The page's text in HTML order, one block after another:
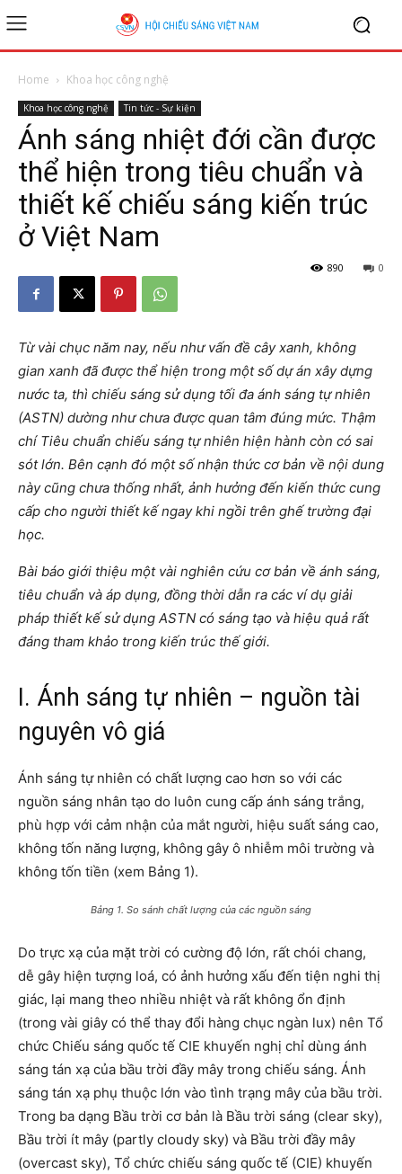
Home Khoa học công nghệ
Khoa học công nghệ Tin tức - Sự kiện
Ánh sáng nhiệt đới cần được
thể hiện trong tiêu chuẩn và
thiết kế chiếu sáng kiến trúc
ở Việt Nam
0
890
Từ vài chục năm nay, nếu như vấn đề cây xanh, không
gian xanh đã được thể hiện trong một số dự án xây dựng
nước ta, thì chiếu sáng sử dụng tối đa ánh sáng tự nhiên
(ASTN) dường như chưa được quan tâm đúng mức. Thậm
chí Tiêu chuẩn chiếu sáng tự nhiên hiện hành còn có sai
sót lớn. Bên cạnh đó một số nhận thức cơ bản về nội dung
này cũng chưa thống nhất, ảnh hưởng đến kiến thức cung
cấp cho người thiết kế ngay khi ngồi trên ghế trường đại
học.
Bài báo giới thiệu một vài nghiên cứu cơ bản về ánh sáng,
tiêu chuẩn và áp dụng, đồng thời dẫn ra các ví dụ giải
pháp thiết kế sử dụng ASTN có sáng tạo và hiệu quả rất
đáng tham khảo trong kiến trúc thế giới.
I. Ánh sáng tự nhiên – nguồn tài
nguyên vô giá
Ánh sáng tự nhiên có chất lượng cao hơn so với các
nguồn sáng nhân tạo do luôn cung cấp ánh sáng trắng,
phù hợp với cảm nhận của mắt người, hiệu suất sáng cao,
không tốn năng lượng, không gây ô nhiễm môi trường và
không tốn tiền (xem Bảng 1).
Bảng 1. So sánh chất lượng của các nguồn sáng
Do trực xạ của mặt trời có cường độ lớn, rất chói chang,
dễ gây hiện tượng loá, có ảnh hưởng xấu đến tiện nghi thị
giác, lại mang theo nhiều nhiệt và rất không ổn định
(trong vài giây có thể thay đổi hàng chục ngàn lux) nên Tổ
chức Chiếu sáng quốc tế CIE khuyến nghị chỉ dùng ánh
sáng tán xạ của bầu trời đầy mây trong chiếu sáng. Ánh
sáng tán xạ phụ thuộc lớn vào tình trạng mây của bầu trời.
Trong ba dạng Bầu trời cơ bản là Bầu trời sáng (clear sky),
Bầu trời ít mây (partly cloudy sky) và Bầu trời đầy mây
(overcast sky), Tổ chức chiếu sáng quốc tế (CIE) khuyến